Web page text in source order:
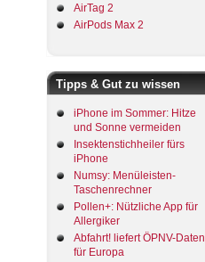
AirTag 2
AirPods Max 2
Tipps & Gut zu wissen
iPhone im Sommer: Hitze
und Sonne vermeiden
Insektenstichheiler fürs
iPhone
Numsy: Menüleisten-
Taschenrechner
Pollen+: Nützliche App für
Allergiker
Abfahrt! liefert ÖPNV-Daten
für Europa